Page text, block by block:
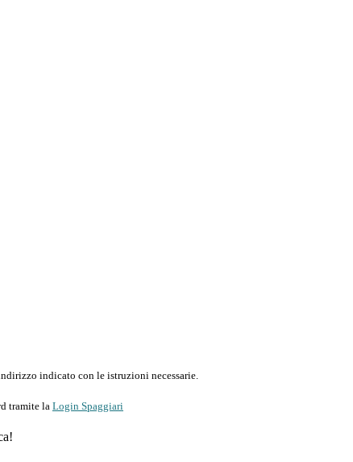
indicato con le istruzioni necessarie.
tramite la Login Spaggiari